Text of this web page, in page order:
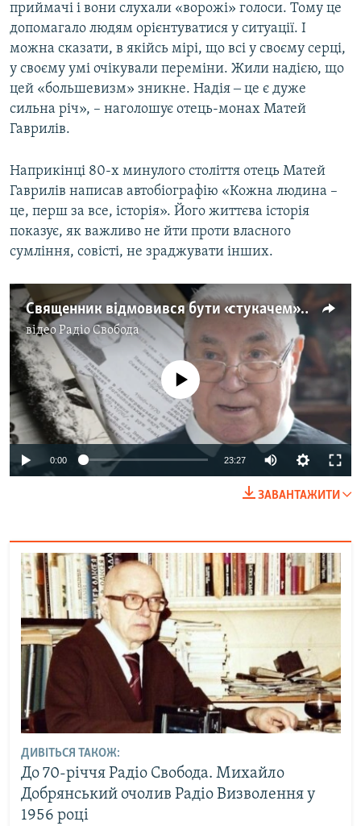
приймачі і вони слухали «ворожі» голоси. Тому це
допомагало людям орієнтуватися у ситуації. І
можна сказати, в якійсь мірі, що всі у своєму серці,
у своєму умі очікували переміни. Жили надією, що
цей «большевизм» зникне. Надія ‒ це є дуже
сильна річ», – наголошує отець-монах Матей
Гаврилів.
Наприкінці 80-х минулого століття отець Матей
Гаврилів написав автобіографію «Кожна людина –
це, перш за все, історія». Його життєва історія
показує, як важливо не йти проти власного
сумління, совісті, не зраджувати інших.
Священник відмовився бути «стукачем» і покинув РПЦ
відеоРадіо Свобода
Auto 240p 360p 480p
720p 1080p
No media source currently available
0:00 23:27
480p
720p
1080p
ЗАВАНТАЖИТИ
ДИВІТЬСЯ ТАКОЖ:
До 70-річчя Радіо Свобода. Михайло
Добрянський очолив Радіо Визволення у
1956 році